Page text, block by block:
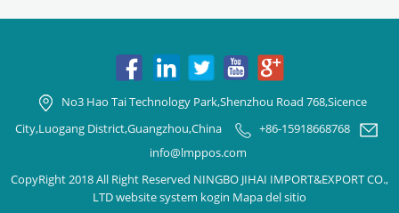
No3 Hao Tai Technology Park,Shenzhou Road 768,Sicence
City,Luogang District,Guangzhou,China
+86-15918668768
info@lmppos.com
CopyRight 2018 All Right Reserved NINGBO JIHAI IMPORT&EXPORT CO.,
LTD website system kogin Mapa del sitio